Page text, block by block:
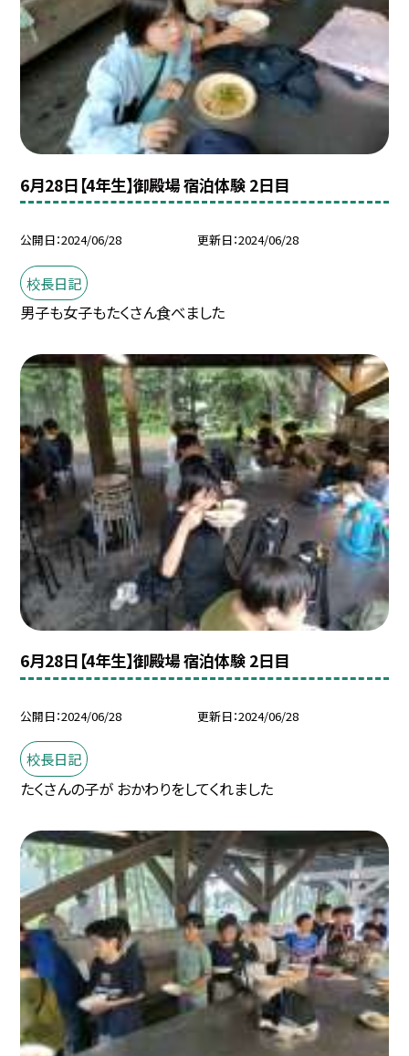
6月28日【4年生】御殿場 宿泊体験 2日目
公開日 2024/06/28 更新日 2024/06/28
校長日記
男子も女子もたくさん食べました
6月28日【4年生】御殿場 宿泊体験 2日目
公開日 2024/06/28 更新日 2024/06/28
校長日記
たくさんの子が おかわりをしてくれました